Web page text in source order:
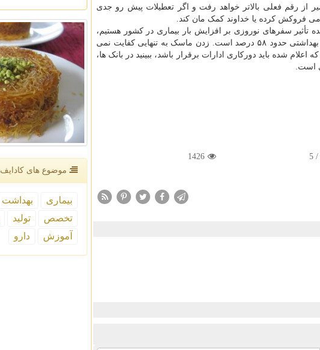
از رقم فعلی بالاتر خواهد رفت و اگر تعطیلات پیش رو جدی
فروکش کرده یا خداوند کمک مان کند.
تأثیر سفرهای نوروزی بر افزایش بار بیماری در کشور هستیم،
میزان رعایت پروتکلهای بهداشتی حدود ۵۸ درصد است. زدن ماسک به تنهایی کفایت نمی
شده باید دورکاری ادارات برقرار باشد، ببینید در بانک ها،
است.
/
5
1426
موضوع های كادایف
بیماری بهداشت
تخصص
تولید
آموزش
دارو